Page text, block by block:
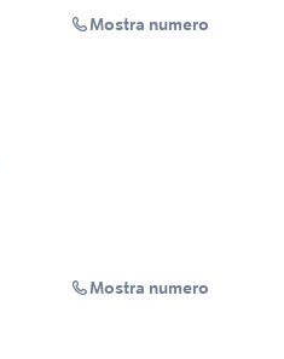
Mostra numero
Mostra numero